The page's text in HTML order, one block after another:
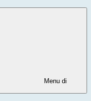
Menu di